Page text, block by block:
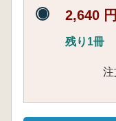
2,640 円
残り1冊
注